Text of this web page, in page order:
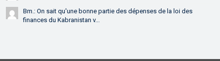
Bm.: On sait qu'une bonne partie des dépenses de la loi des
finances du Kabranistan v...